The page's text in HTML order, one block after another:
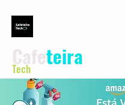
teira
Tech